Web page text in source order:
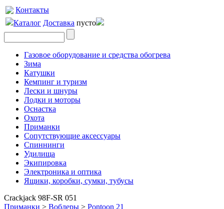
Контакты
Каталог Доставка пусто
Газовое оборудование и средства обогрева
Зима
Катушки
Кемпинг и туризм
Лески и шнуры
Лодки и моторы
Оснастка
Охота
Приманки
Сопутствующие аксессуары
Спиннинги
Удилища
Экипировка
Электроника и оптика
Ящики, коробки, сумки, тубусы
Crackjack 98F-SR 051
Приманки > Воблеры > Pontoon 21